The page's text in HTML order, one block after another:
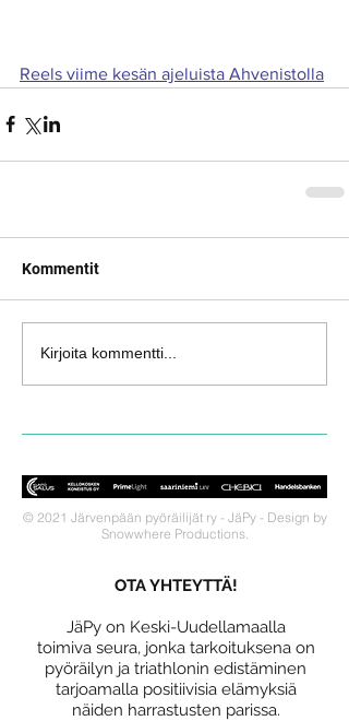
Reels viime kesän ajeluista Ahvenistolla
Kommentit
Kirjoita kommentti...
© 2021 Järvenpään pyöräilijät ry - JäPy - Design by
Snowwhere Productions.
OTA YHTEYTTÄ!
JäPy on Keski-Uudellamaalla
toimiva seura, jonka tarkoituksena on
pyöräilyn ja triathlonin edistäminen
tarjoamalla positiivisia elämyksiä
näiden harrastusten parissa.